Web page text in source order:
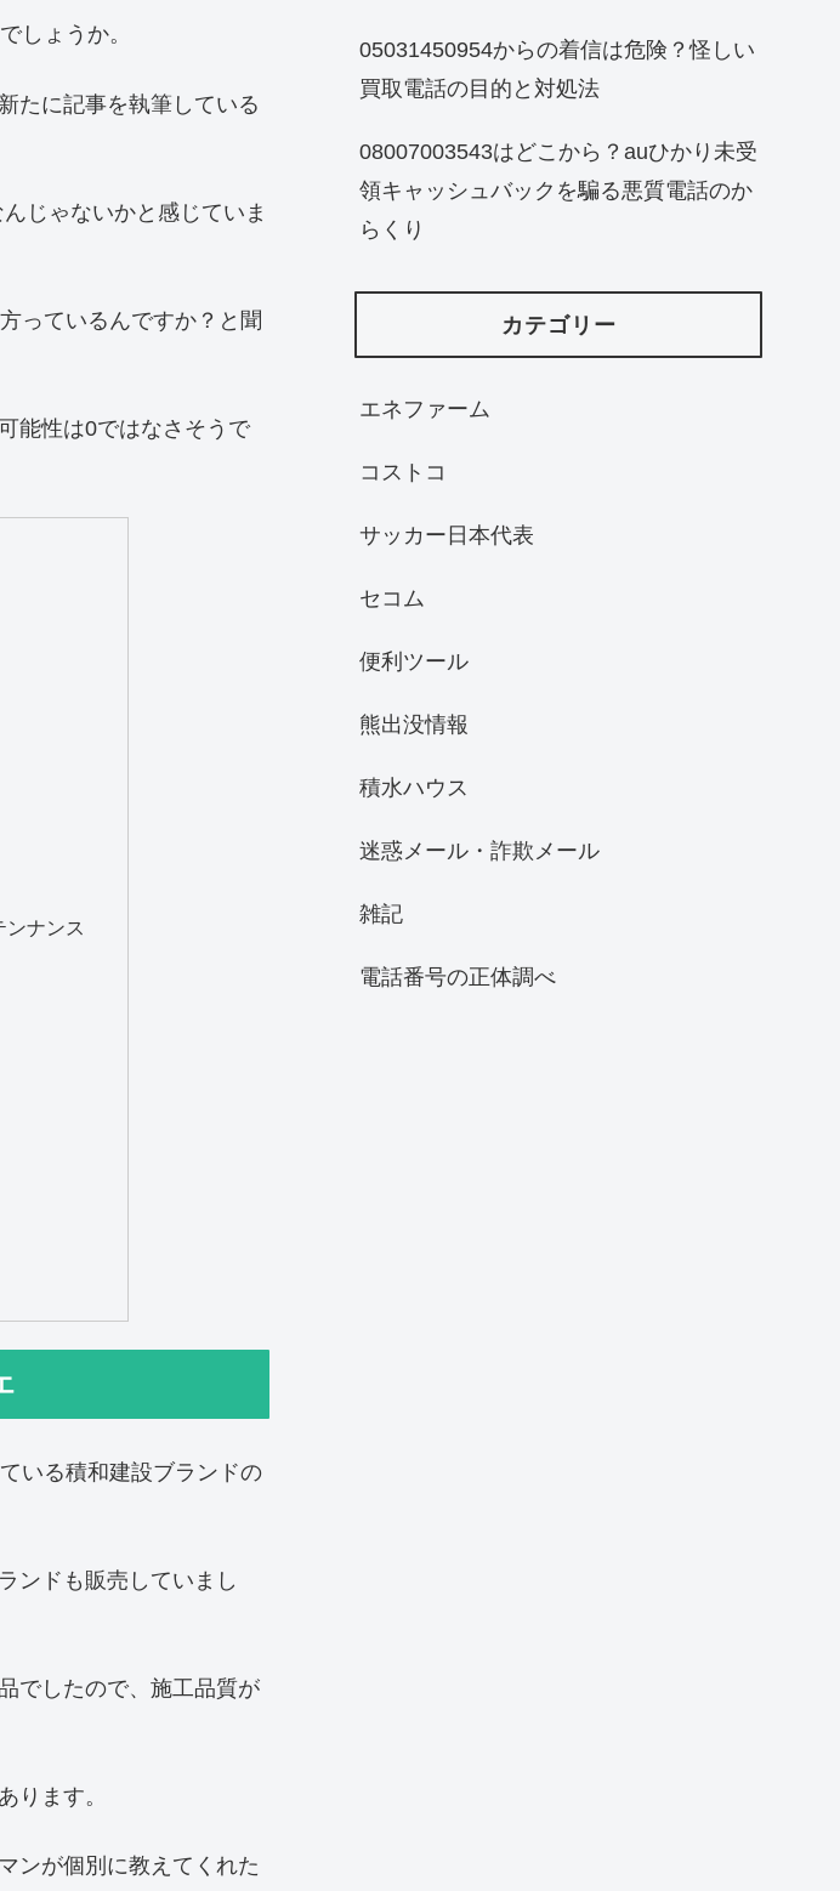
しょうか。
たに記事を執筆している
じゃないかと感じていま
っているんですか？と聞
能性は0ではなさそうで
ナンス
いる積和建設ブランドの
ンドも販売していまし
でしたので、施工品質が
ります。
ンが個別に教えてくれた
05031450954からの着信は危険？怪しい
買取電話の目的と対処法
08007003543はどこから？auひかり未受
領キャッシュバックを騙る悪質電話のか
らくり
カテゴリー
エネファーム
コストコ
サッカー日本代表
セコム
便利ツール
熊出没情報
積水ハウス
迷惑メール・詐欺メール
雑記
電話番号の正体調べ